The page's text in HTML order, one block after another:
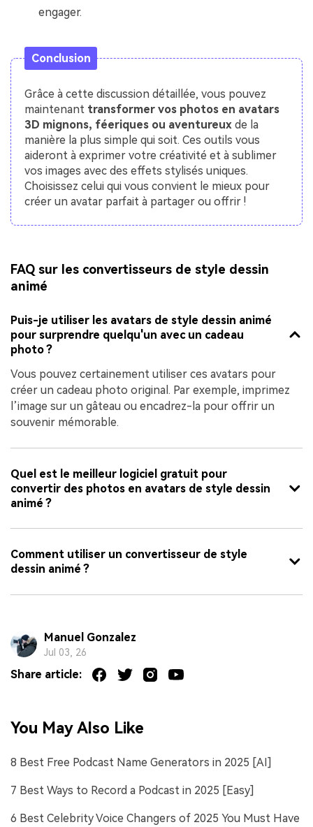
engager.
Conclusion
Grâce à cette discussion détaillée, vous pouvez
maintenant transformer vos photos en avatars
3D mignons, féeriques ou aventureux de la
manière la plus simple qui soit. Ces outils vous
aideront à exprimer votre créativité et à sublimer
vos images avec des effets stylisés uniques.
Choisissez celui qui vous convient le mieux pour
créer un avatar parfait à partager ou offrir !
FAQ sur les convertisseurs de style dessin
animé
Puis-je utiliser les avatars de style dessin animé
pour surprendre quelqu'un avec un cadeau
photo ?
Vous pouvez certainement utiliser ces avatars pour
créer un cadeau photo original. Par exemple, imprimez
l’image sur un gâteau ou encadrez-la pour offrir un
souvenir mémorable.
Quel est le meilleur logiciel gratuit pour
convertir des photos en avatars de style dessin
animé ?
Comment utiliser un convertisseur de style
dessin animé ?
Manuel Gonzalez
Jul 03, 26
Share article:
You May Also Like
8 Best Free Podcast Name Generators in 2025 [AI]
7 Best Ways to Record a Podcast in 2025 [Easy]
6 Best Celebrity Voice Changers of 2025 You Must Have